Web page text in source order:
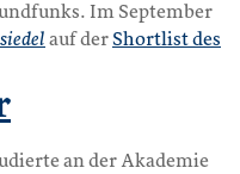
Im September
auf derShortlist des
an der Akademie